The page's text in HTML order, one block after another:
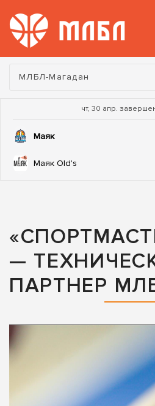
Турнир:
МЛБЛ-Магадан
чт, 30 апр.
Маяк
Маяк Old's
—
ПАРТНЕР